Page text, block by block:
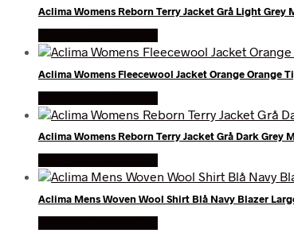
Aclima Womens Reborn Terry Jacket Grå Light Grey
Aclima Womens Fleecewool Jacket Orange Orange
Aclima Womens Reborn Terry Jacket Grå Dark Grey
Aclima Mens Woven Wool Shirt Blå Navy Blazer